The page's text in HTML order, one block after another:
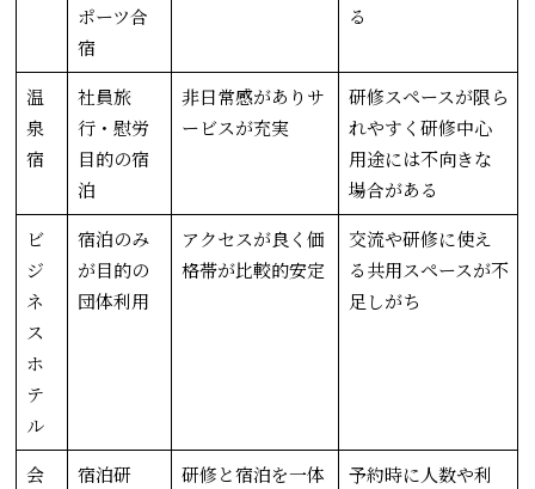
ポーツ合
宿
る
温
泉
宿
社員旅
行・慰労
目的の宿
泊
非日常感がありサ
ービスが充実
研修スペースが限ら
れやすく研修中心
用途には不向きな
場合がある
ビ
ジ
ネ
ス
ホ
テ
ル
宿泊のみ
が目的の
団体利用
アクセスが良く価
格帯が比較的安定
交流や研修に使え
る共用スペースが不
足しがち
会
宿泊研
研修と宿泊を一体
予約時に人数や利